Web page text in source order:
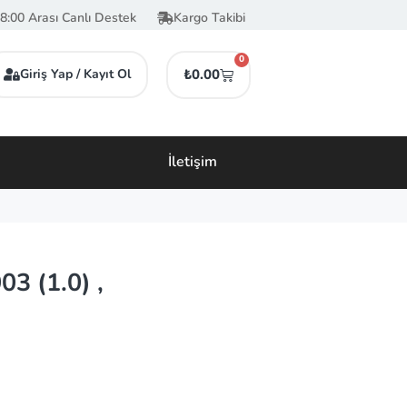
Arası Canlı Destek Kargo Takibi
Giriş Yap / Kayıt Ol ₺0.00
0
İletişim
(1.0) ,